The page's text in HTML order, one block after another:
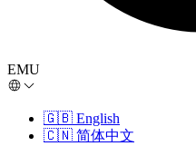
EMU
🇬🇧 English
🇨🇳 简体中文